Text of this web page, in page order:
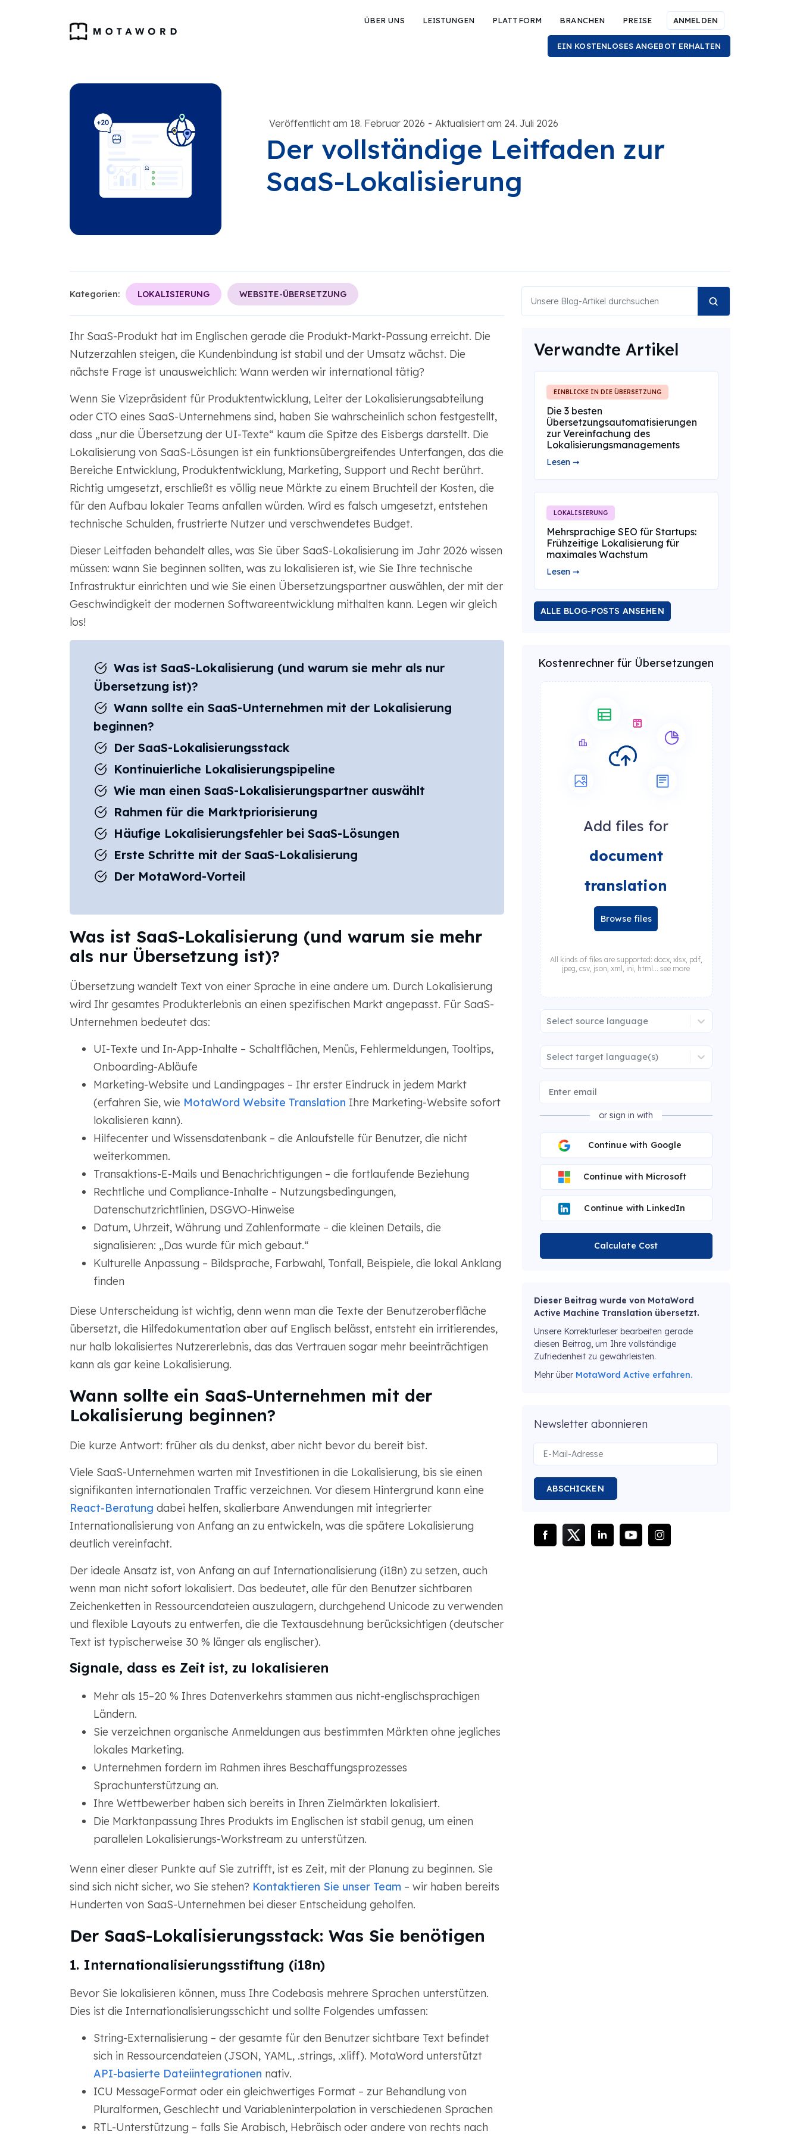
ÜBER UNS LEISTUNGEN PLATTFORM BRANCHEN PREISE ANMELDEN
EIN KOSTENLOSES ANGEBOT ERHALTEN
Veröffentlicht am 18. Februar 2026 - Aktualisiert am 24. Juli 2026
Der vollständige Leitfaden zur
SaaS-Lokalisierung
Kategorien: LOKALISIERUNG WEBSITE-ÜBERSETZUNG
Ihr SaaS-Produkt hat im Englischen gerade die Produkt-Markt-Passung erreicht. Die
Nutzerzahlen steigen, die Kundenbindung ist stabil und der Umsatz wächst. Die
nächste Frage ist unausweichlich: Wann werden wir international tätig?
Wenn Sie Vizepräsident für Produktentwicklung, Leiter der Lokalisierungsabteilung
oder CTO eines SaaS-Unternehmens sind, haben Sie wahrscheinlich schon festgestellt,
dass „nur die Übersetzung der UI-Texte“ kaum die Spitze des Eisbergs darstellt. Die
Lokalisierung von SaaS-Lösungen ist ein funktionsübergreifendes Unterfangen, das die
Bereiche Entwicklung, Produktentwicklung, Marketing, Support und Recht berührt.
Richtig umgesetzt, erschließt es völlig neue Märkte zu einem Bruchteil der Kosten, die
für den Aufbau lokaler Teams anfallen würden. Wird es falsch umgesetzt, entstehen
technische Schulden, frustrierte Nutzer und verschwendetes Budget.
Dieser Leitfaden behandelt alles, was Sie über SaaS-Lokalisierung im Jahr 2026 wissen
müssen: wann Sie beginnen sollten, was zu lokalisieren ist, wie Sie Ihre technische
Infrastruktur einrichten und wie Sie einen Übersetzungspartner auswählen, der mit der
Geschwindigkeit der modernen Softwareentwicklung mithalten kann. Legen wir gleich
los!
Was ist SaaS-Lokalisierung (und warum sie mehr als nur
Übersetzung ist)?
Wann sollte ein SaaS-Unternehmen mit der Lokalisierung
beginnen?
Der SaaS-Lokalisierungsstack
Kontinuierliche Lokalisierungspipeline
Wie man einen SaaS-Lokalisierungspartner auswählt
Rahmen für die Marktpriorisierung
Häufige Lokalisierungsfehler bei SaaS-Lösungen
Erste Schritte mit der SaaS-Lokalisierung
Der MotaWord-Vorteil
Was ist SaaS-Lokalisierung (und warum sie mehr
als nur Übersetzung ist)?
Übersetzung wandelt Text von einer Sprache in eine andere um. Durch Lokalisierung
wird Ihr gesamtes Produkterlebnis an einen spezifischen Markt angepasst. Für SaaS-
Unternehmen bedeutet das:
UI-Texte und In-App-Inhalte – Schaltflächen, Menüs, Fehlermeldungen, Tooltips,
Onboarding-Abläufe
Marketing-Website und Landingpages – Ihr erster Eindruck in jedem Markt
(erfahren Sie, wie MotaWord Website Translation Ihre Marketing-Website sofort
lokalisieren kann).
Hilfecenter und Wissensdatenbank – die Anlaufstelle für Benutzer, die nicht
weiterkommen.
Transaktions-E-Mails und Benachrichtigungen – die fortlaufende Beziehung
Rechtliche und Compliance-Inhalte – Nutzungsbedingungen,
Datenschutzrichtlinien, DSGVO-Hinweise
Datum, Uhrzeit, Währung und Zahlenformate – die kleinen Details, die
signalisieren: „Das wurde für mich gebaut.“
Kulturelle Anpassung – Bildsprache, Farbwahl, Tonfall, Beispiele, die lokal Anklang
finden
Diese Unterscheidung ist wichtig, denn wenn man die Texte der Benutzeroberfläche
übersetzt, die Hilfedokumentation aber auf Englisch belässt, entsteht ein irritierendes,
nur halb lokalisiertes Nutzererlebnis, das das Vertrauen sogar mehr beeinträchtigen
kann als gar keine Lokalisierung.
Wann sollte ein SaaS-Unternehmen mit der
Lokalisierung beginnen?
Die kurze Antwort: früher als du denkst, aber nicht bevor du bereit bist.
Viele SaaS-Unternehmen warten mit Investitionen in die Lokalisierung, bis sie einen
signifikanten internationalen Traffic verzeichnen. Vor diesem Hintergrund kann eine
React-Beratung dabei helfen, skalierbare Anwendungen mit integrierter
Internationalisierung von Anfang an zu entwickeln, was die spätere Lokalisierung
deutlich vereinfacht.
Der ideale Ansatz ist, von Anfang an auf Internationalisierung (i18n) zu setzen, auch
wenn man nicht sofort lokalisiert. Das bedeutet, alle für den Benutzer sichtbaren
Zeichenketten in Ressourcendateien auszulagern, durchgehend Unicode zu verwenden
und flexible Layouts zu entwerfen, die die Textausdehnung berücksichtigen (deutscher
Text ist typischerweise 30 % länger als englischer).
Signale, dass es Zeit ist, zu lokalisieren
Mehr als 15–20 % Ihres Datenverkehrs stammen aus nicht-englischsprachigen
Ländern.
Sie verzeichnen organische Anmeldungen aus bestimmten Märkten ohne jegliches
lokales Marketing.
Unternehmen fordern im Rahmen ihres Beschaffungsprozesses
Sprachunterstützung an.
Ihre Wettbewerber haben sich bereits in Ihren Zielmärkten lokalisiert.
Die Marktanpassung Ihres Produkts im Englischen ist stabil genug, um einen
parallelen Lokalisierungs-Workstream zu unterstützen.
Wenn einer dieser Punkte auf Sie zutrifft, ist es Zeit, mit der Planung zu beginnen. Sie
sind sich nicht sicher, wo Sie stehen? Kontaktieren Sie unser Team– wir haben bereits
Hunderten von SaaS-Unternehmen bei dieser Entscheidung geholfen.
Der SaaS-Lokalisierungsstack: Was Sie benötigen
1. Internationalisierungsstiftung (i18n)
Bevor Sie lokalisieren können, muss Ihre Codebasis mehrere Sprachen unterstützen.
Dies ist die Internationalisierungsschicht und sollte Folgendes umfassen:
String-Externalisierung – der gesamte für den Benutzer sichtbare Text befindet
sich in Ressourcendateien (JSON, YAML, .strings, .xliff). MotaWord unterstützt
API-basierte Dateiintegrationen nativ.
ICU MessageFormat oder ein gleichwertiges Format – zur Behandlung von
Pluralformen, Geschlecht und Variableninterpolation in verschiedenen Sprachen
RTL-Unterstützung – falls Sie Arabisch, Hebräisch oder andere von rechts nach
Verwandte Artikel
EINBLICKE IN DIE ÜBERSETZUNG
Die 3 besten
Übersetzungsautomatisierungen
zur Vereinfachung des
Lokalisierungsmanagements
Lesen ➞
LOKALISIERUNG
Mehrsprachige SEO für Startups:
Frühzeitige Lokalisierung für
maximales Wachstum
Lesen ➞
ALLE BLOG-POSTS ANSEHEN
Kostenrechner für Übersetzungen
Add files for
document
translation
Browse files
All kinds of files are supported: docx, xlsx, pdf,
jpeg, csv, json, xml, ini, html... see more
Select source language
Select target language(s)
or sign in with
Continue with Google
Continue with Microsoft
Continue with LinkedIn
Calculate Cost
Dieser Beitrag wurde von MotaWord
Active Machine Translation übersetzt.
Unsere Korrekturleser bearbeiten gerade
diesen Beitrag, um Ihre vollständige
Zufriedenheit zu gewährleisten.
Mehr über MotaWord Active erfahren.
Newsletter abonnieren
ABSCHICKEN